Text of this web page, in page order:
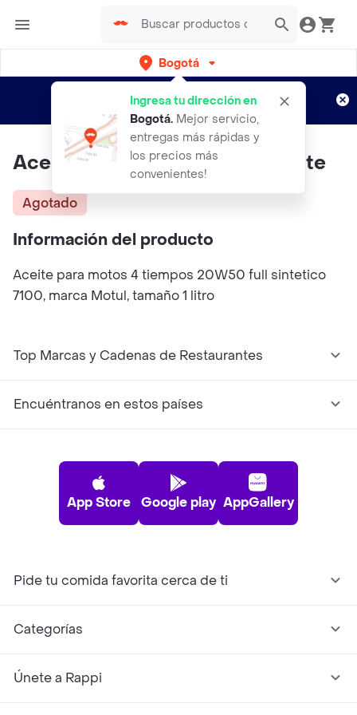
Bogotá
Ingresa tu dirección en
Bogotá. Mejor servicio,
entregas más rápidas y
los precios más
convenientes!
envíos gratis por semanas
Aplican TyC
Aceite Motul 7100 20w50 Aceite
Agotado
Información del producto
Aceite para motos 4 tiempos 20W50 full sintetico
7100, marca Motul, tamaño 1 litro
Top Marcas y Cadenas de Restaurantes
Encuéntranos en estos países
App Store Google play AppGallery
Pide tu comida favorita cerca de ti
Categorías
Únete a Rappi